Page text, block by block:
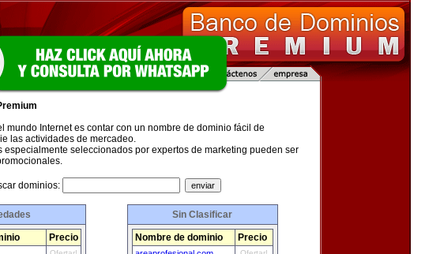
mundo Internet es contar con un nombre de dominio fácil de
las actividades de mercadeo.
especialmente seleccionados por expertos de marketing pueden ser
dominios:
Precio
Sin Clasificar
Nombre de dominio Precio